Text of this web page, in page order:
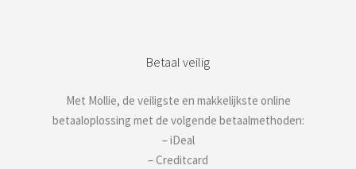
Betaal veilig
Met Mollie, de veiligste en makkelijkste online
betaaloplossing met de volgende betaalmethoden:
– iDeal
– Creditcard